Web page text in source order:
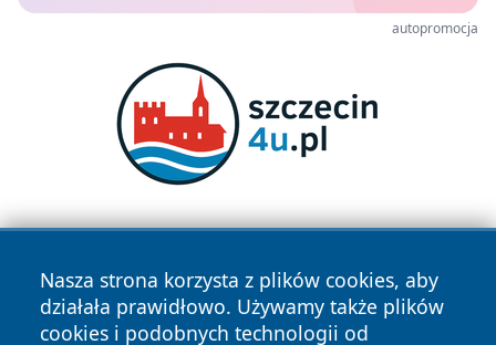
autopromocja
Nasza strona korzysta z plików cookies, aby
działała prawidłowo. Używamy także plików
cookies i podobnych technologii od